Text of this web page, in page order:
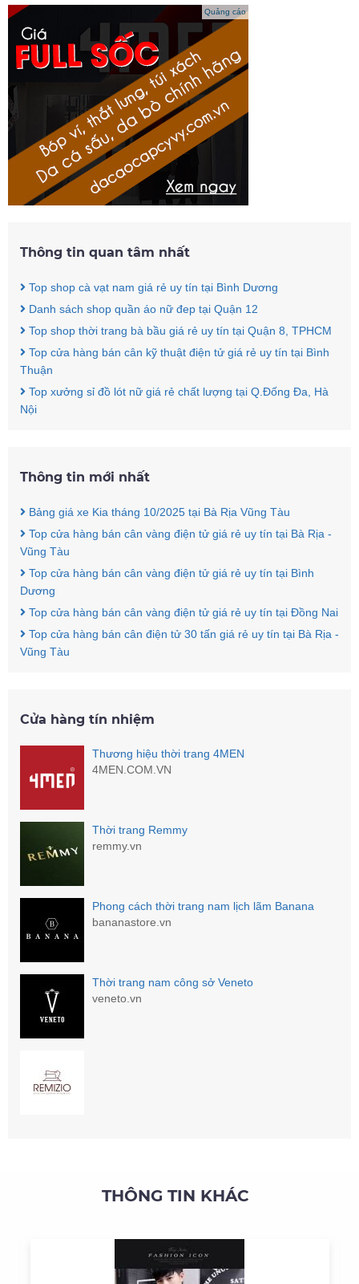
Quảng cáo
Thông tin quan tâm nhất
Top shop cà vạt nam giá rẻ uy tín tại Bình Dương
Danh sách shop quần áo nữ đep tại Quận 12
Top shop thời trang bà bầu giá rẻ uy tín tại Quận 8, TPHCM
Top cửa hàng bán cân kỹ thuật điện tử giá rẻ uy tín tại Bình
Thuận
Top xưởng sỉ đồ lót nữ giá rẻ chất lượng tại Q.Đống Đa, Hà
Nội
Thông tin mới nhất
Bảng giá xe Kia tháng 10/2025 tại Bà Rịa Vũng Tàu
Top cửa hàng bán cân vàng điện tử giá rẻ uy tín tại Bà Rịa -
Vũng Tàu
Top cửa hàng bán cân vàng điện tử giá rẻ uy tín tại Bình
Dương
Top cửa hàng bán cân vàng điện tử giá rẻ uy tín tại Đồng Nai
Top cửa hàng bán cân điện tử 30 tấn giá rẻ uy tín tại Bà Rịa -
Vũng Tàu
Cửa hàng tín nhiệm
Thương hiệu thời trang 4MEN
4MEN.COM.VN
Thời trang Remmy
remmy.vn
Phong cách thời trang nam lịch lãm Banana
bananastore.vn
Thời trang nam công sở Veneto
veneto.vn
THÔNG TIN KHÁC